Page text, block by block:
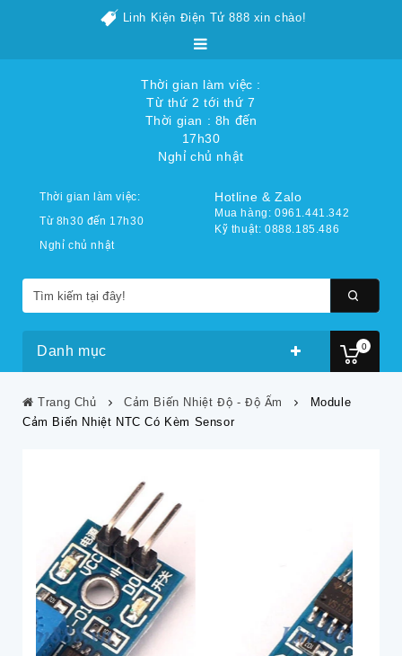
Linh Kiện Điện Tử 888 xin chào!
Thời gian làm việc :
Từ thứ 2 tới thứ 7
Thời gian : 8h đến
17h30
Nghỉ chủ nhật
0
Thời gian làm việc:
Từ 8h30 đến 17h30
Nghỉ chủ nhật
Hotline & Zalo
Mua hàng: 0961.441.342
Kỹ thuật: 0888.185.486
Danh mục
Trang Chủ Cảm Biến Nhiệt Độ - Độ Ẩm
Module
Cảm Biến Nhiệt NTC Có Kèm Sensor